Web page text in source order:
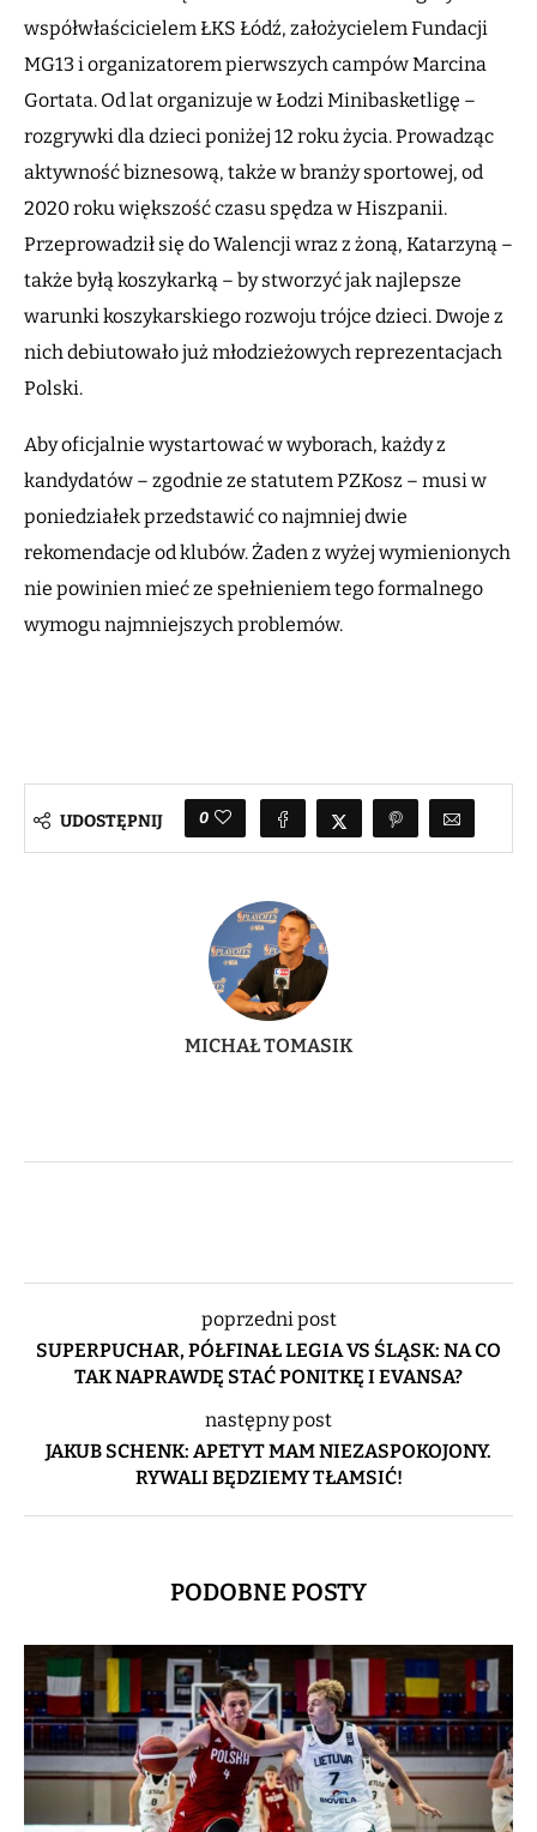
współwłaścicielem ŁKS Łódź, założycielem Fundacji
MG13 i organizatorem pierwszych campów Marcina
Gortata. Od lat organizuje w Łodzi Minibasketligę –
rozgrywki dla dzieci poniżej 12 roku życia. Prowadząc
aktywność biznesową, także w branży sportowej, od
2020 roku większość czasu spędza w Hiszpanii.
Przeprowadził się do Walencji wraz z żoną, Katarzyną –
także byłą koszykarką – by stworzyć jak najlepsze
warunki koszykarskiego rozwoju trójce dzieci. Dwoje z
nich debiutowało już młodzieżowych reprezentacjach
Polski.
Aby oficjalnie wystartować w wyborach, każdy z
kandydatów – zgodnie ze statutem PZKosz – musi w
poniedziałek przedstawić co najmniej dwie
rekomendacje od klubów. Żaden z wyżej wymienionych
nie powinien mieć ze spełnieniem tego formalnego
wymogu najmniejszych problemów.
UDOSTĘPNIJ 0
MICHAŁ TOMASIK
poprzedni post
SUPERPUCHAR, PÓŁFINAŁ LEGIA VS ŚLĄSK: NA CO
TAK NAPRAWDĘ STAĆ PONITKĘ I EVANSA?
następny post
JAKUB SCHENK: APETYT MAM NIEZASPOKOJONY.
RYWALI BĘDZIEMY TŁAMSIĆ!
PODOBNE POSTY